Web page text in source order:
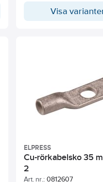
och från 95 mm² och
Visa varianter
ELPRESS
Cu-rörkabelsko 35
2
Art. nr.: 0812607